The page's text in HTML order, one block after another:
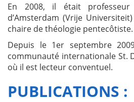
En 2008, il était professeur
d’Amsterdam (Vrije
chaire de théologie pentecôtiste.
Depuis le 1er septembre
communauté internationale St.
où il est lecteur conventuel.
PUBLICATIONS :